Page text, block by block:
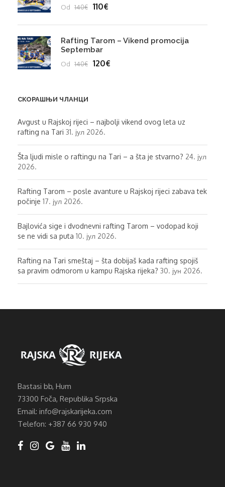
Od 140€ 110€
Rafting Tarom – Vikend promocija
Septembar
Od 140€ 120€
СКОРАШЊИ ЧЛАНЦИ
Avgust u Rajskoj rijeci – najbolji vikend ovog leta uz
rafting na Tari 31. јул 2026.
Šta ljudi misle o raftingu na Tari – a šta je stvarno? 24. јул
2026.
Rafting Tarom – posle avanture u Rajskoj rijeci zabava tek
počinje 17. јул 2026.
Bajlovića sige i dvodnevni rafting Tarom – vodopad koji
se ne vidi sa puta 10. јул 2026.
Rafting na Tari smeštaj – šta dobijaš kada rafting spojiš
sa pravim odmorom u kampu Rajska rijeka? 30. јун 2026.
Bastasi bb, Hum
73300 Foča, Republika Srpska
Email: info@rajskarijeka.com
Telefon: +387 66 930 940